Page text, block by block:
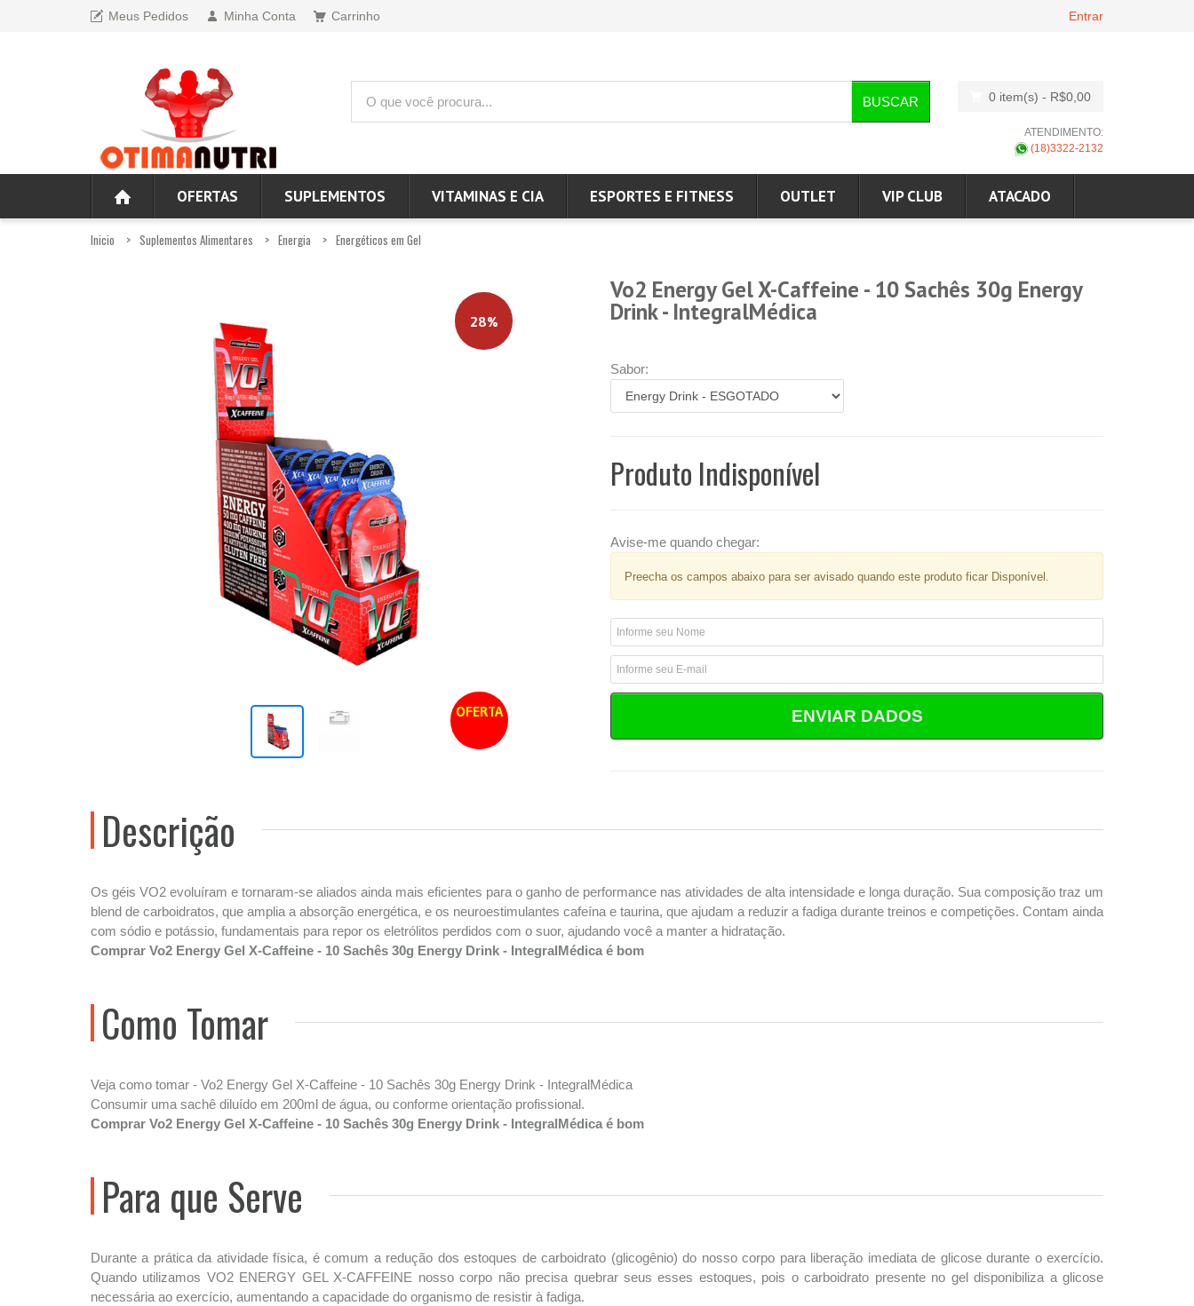
Meus Pedidos Minha Conta Carrinho Entrar
BUSCAR 0 item(s) - R$0,00
ATENDIMENTO:
(18)3322-2132
OFERTAS SUPLEMENTOS VITAMINAS E CIA ESPORTES E FITNESS OUTLET VIP CLUB ATACADO
Inicio Suplementos Alimentares Energia Energéticos em Gel
28%
OFERTA
Vo2 Energy Gel X-Caffeine - 10 Sachês 30g Energy
Drink - IntegralMédica
Sabor:
Produto Indisponível
Avise-me quando chegar:
Preecha os campos abaixo para ser avisado quando este produto ficar Disponível.
ENVIAR DADOS
Descrição
Os géis VO2 evoluíram e tornaram-se aliados ainda mais eficientes para o ganho de performance nas atividades de alta intensidade e longa duração. Sua composição traz um
blend de carboidratos, que amplia a absorção energética, e os neuroestimulantes cafeína e taurina, que ajudam a reduzir a fadiga durante treinos e competições. Contam ainda
com sódio e potássio, fundamentais para repor os eletrólitos perdidos com o suor, ajudando você a manter a hidratação.
Comprar Vo2 Energy Gel X-Caffeine - 10 Sachês 30g Energy Drink - IntegralMédica é bom
Como Tomar
Veja como tomar - Vo2 Energy Gel X-Caffeine - 10 Sachês 30g Energy Drink - IntegralMédica
Consumir uma sachê diluído em 200ml de água, ou conforme orientação profissional.
Comprar Vo2 Energy Gel X-Caffeine - 10 Sachês 30g Energy Drink - IntegralMédica é bom
Para que Serve
Durante a prática da atividade física, é comum a redução dos estoques de carboidrato (glicogênio) do nosso corpo para liberação imediata de glicose durante o exercício.
Quando utilizamos VO2 ENERGY GEL X-CAFFEINE nosso corpo não precisa quebrar seus esses estoques, pois o carboidrato presente no gel disponibiliza a glicose
necessária ao exercício, aumentando a capacidade do organismo de resistir à fadiga.